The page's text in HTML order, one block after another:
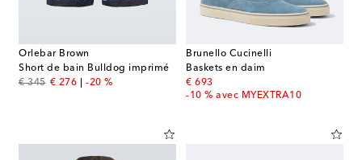
Orlebar Brown
Short de bain Bulldog imprimé
€ 345
original price
€ 276
discount price
-20 %
Brunello Cucinelli
Baskets en daim
€ 693
original price
-10 % avec MYEXTRA10